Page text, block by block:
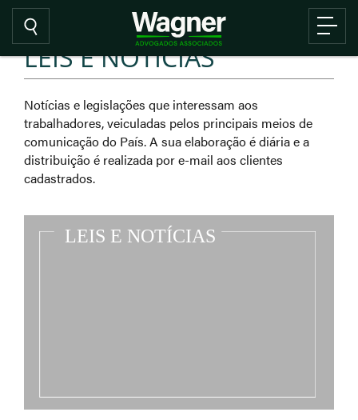
LEIS E NOTÍCIAS
Notícias e legislações que interessam aos
trabalhadores, veiculadas pelos principais meios de
comunicação do País. A sua elaboração é diária e a
distribuição é realizada por e-mail aos clientes
cadastrados.